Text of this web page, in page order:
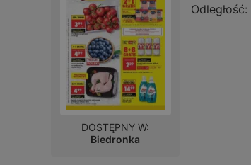
Odległość:
DOSTĘPNY W:
Biedronka